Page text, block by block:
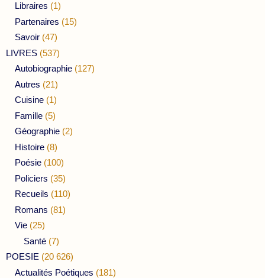
Libraires (1)
Partenaires (15)
Savoir (47)
LIVRES (537)
Autobiographie (127)
Autres (21)
Cuisine (1)
Famille (5)
Géographie (2)
Histoire (8)
Poésie (100)
Policiers (35)
Recueils (110)
Romans (81)
Vie (25)
Santé (7)
POESIE (20 626)
Actualités Poétiques (181)